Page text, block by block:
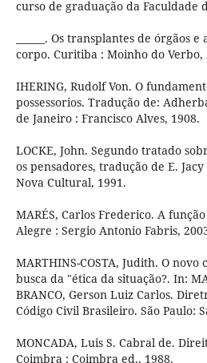
curso de graduação da Faculdade
______. Os transplantes de órgãos
corpo. Curitiba : Moinho do Verbo,
IHERING, Rudolf Von. O
possessorios. Tradução de:
de Janeiro : Francisco Alves, 1908.
LOCKE, John. Segundo tratado
os pensadores, tradução de E.
Nova Cultural, 1991.
MARÉS, Carlos Frederico. A
Alegre : Sergio Antonio Fabris,
MARTHINS-COSTA, Judith. O
busca da "ética da situação?. In:
BRANCO, Gerson Luiz Carlos.
Código Civil Brasileiro. São Paulo:
MONCADA, Luis S. Cabral de.
Coimbra : Coimbra ed., 1988.